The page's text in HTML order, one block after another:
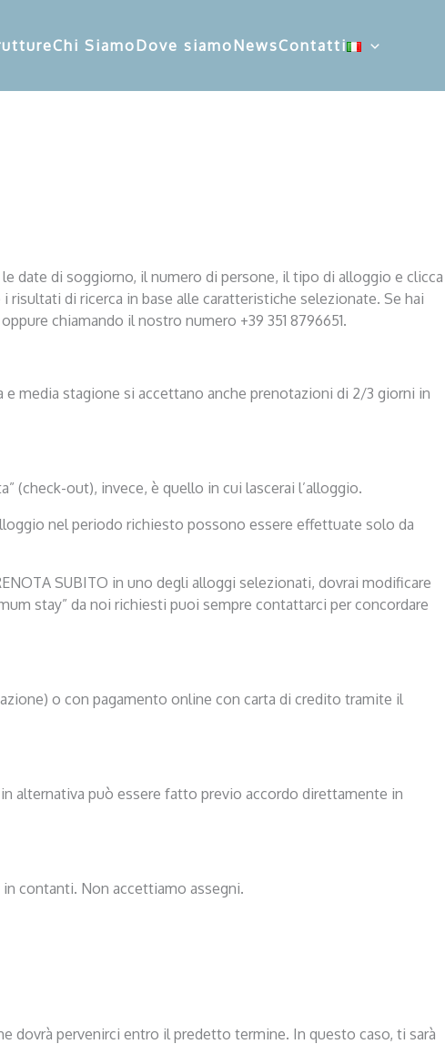
Chi SiamoDove siamoNewsContatti
date di soggiorno, il numero di persone, il tipo di alloggio e clicca
risultati di ricerca in base alle caratteristiche selezionate. Se hai
chiamando il nostro numero +39 351 8796651.
media stagione si accettano anche prenotazioni di 2/3 giorni in
(check-out), invece, è quello in cui lascerai l’alloggio.
nel periodo richiesto possono essere effettuate solo da
SUBITO in uno degli alloggi selezionati, dovrai modificare
stay” da noi richiesti puoi sempre contattarci per concordare
o con pagamento online con carta di credito tramite il
alternativa può essere fatto previo accordo direttamente in
contanti. Non accettiamo assegni.
dovrà pervenirci entro il predetto termine. In questo caso, ti sarà